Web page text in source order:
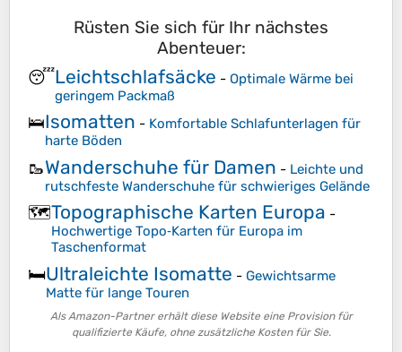
Rüsten Sie sich für Ihr nächstes
Abenteuer:
😴Leichtschlafsäcke - Optimale Wärme bei
geringem Packmaß
🛌Isomatten - Komfortable Schlafunterlagen für
harte Böden
🥾Wanderschuhe für Damen - Leichte und
rutschfeste Wanderschuhe für schwieriges Gelände
🗺️Topographische Karten Europa -
Hochwertige Topo‑Karten für Europa im
Taschenformat
🛏️Ultraleichte Isomatte - Gewichtsarme
Matte für lange Touren
Als Amazon-Partner erhält diese Website eine Provision für
qualifizierte Käufe, ohne zusätzliche Kosten für Sie.